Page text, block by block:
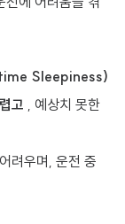
Sleepiness)
고 , 예상치 못한
려우며, 운전 중